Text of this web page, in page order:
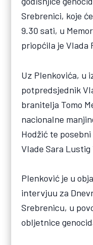
Srebrenici, koje
9.30 sati, u
priopćila je Vlada
Uz Plenkovića, u
potpredsjednik
branitelja Tomo
nacionalne
Hodžić te
Vlade Sara Lustig
Plenković je u
intervjuu za
Srebrenicu, u
obljetnice